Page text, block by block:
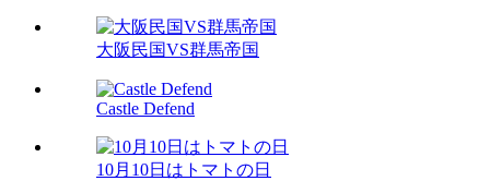
大阪民国VS群馬帝国
Castle Defend
10月10日はトマトの日